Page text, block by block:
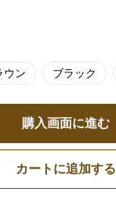
ウン ブラック
購入画面に進む
カートに追加する